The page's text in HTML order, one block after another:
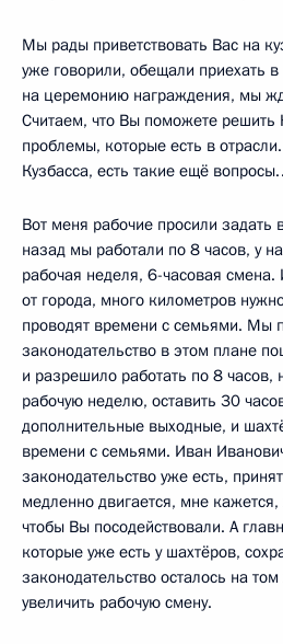
Мы рады приветствовать Вас на
уже говорили, обещали приехать
на церемонию награждения, мы
Считаем, что Вы поможете решить
проблемы, которые есть в
Кузбасса, есть такие ещё
Вот меня рабочие просили задать
назад мы работали по 8 часов, у
рабочая неделя, 6-часовая
от города, много километров
проводят времени с семьями. Мы
законодательство в этом плане
и разрешило работать по 8 часов,
рабочую неделю, оставить 30
дополнительные выходные, и
времени с семьями. Иван
законодательство уже есть,
медленно двигается, мне
чтобы Вы посодействовали. А
которые уже есть у шахтёров,
законодательство осталось на
увеличить рабочую смену.